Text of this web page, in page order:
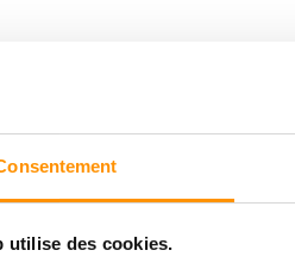
utilise des cookies.